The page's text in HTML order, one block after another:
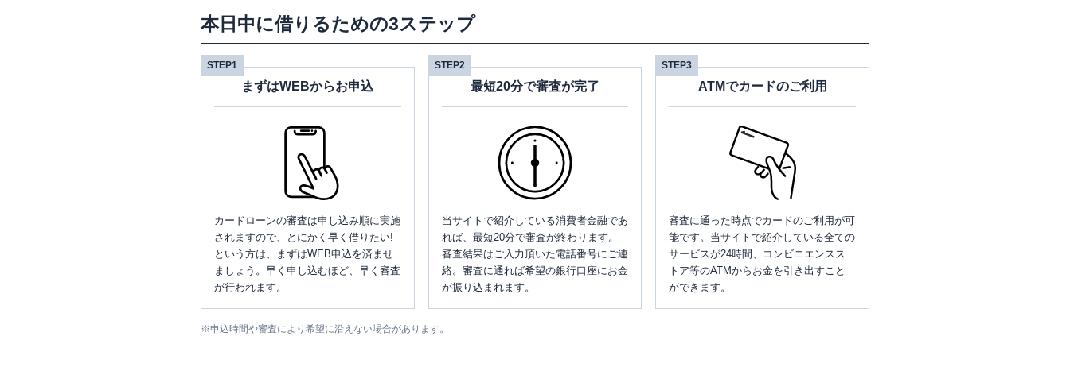
本日中に借りるための3ステップ
STEP1
まずはWEBからお申込
カードローンの審査は申し込み順に実施
されますので、とにかく早く借りたい!
という方は、まずはWEB申込を済ませ
ましょう。早く申し込むほど、早く審査
が行われます。
STEP2
最短20分で審査が完了
当サイトで紹介している消費者金融であ
れば、最短20分で審査が終わります。
審査結果はご入力頂いた電話番号にご連
絡。審査に通れば希望の銀行口座にお金
が振り込まれます。
STEP3
ATMでカードのご利用
審査に通った時点でカードのご利用が可
能です。当サイトで紹介している全ての
サービスが24時間、コンビニエンスス
トア等のATMからお金を引き出すこと
ができます。
※申込時間や審査により希望に沿えない場合があります。